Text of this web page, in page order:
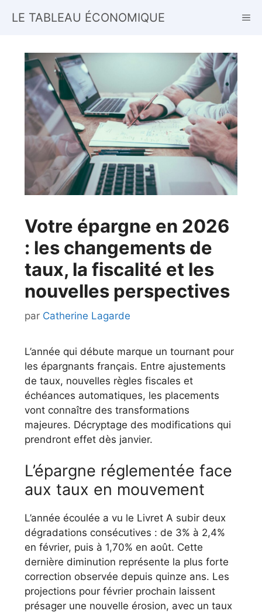
LE TABLEAU ÉCONOMIQUE
Votre épargne en 2026
: les changements de
taux, la fiscalité et les
nouvelles perspectives
par Catherine Lagarde
L’année qui débute marque un tournant pour
les épargnants français. Entre ajustements
de taux, nouvelles règles fiscales et
échéances automatiques, les placements
vont connaître des transformations
majeures. Décryptage des modifications qui
prendront effet dès janvier.
L’épargne réglementée face
aux taux en mouvement
L’année écoulée a vu le Livret A subir deux
dégradations consécutives : de 3% à 2,4%
en février, puis à 1,70% en août. Cette
dernière diminution représente la plus forte
correction observée depuis quinze ans. Les
projections pour février prochain laissent
présager une nouvelle érosion, avec un taux